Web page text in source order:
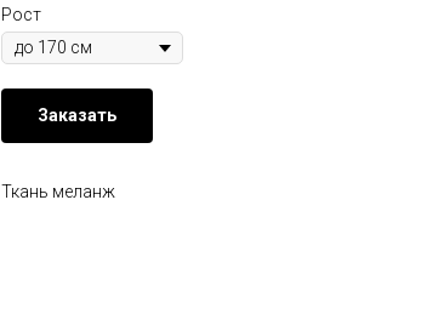
Рост
Заказать
Ткань меланж